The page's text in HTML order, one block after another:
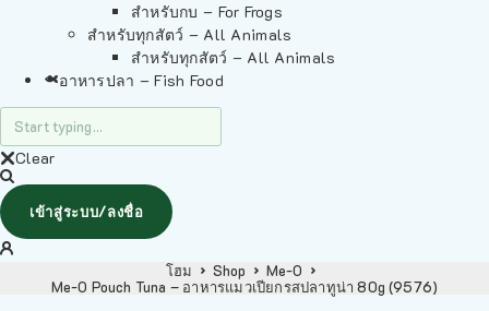
สำหรับกบ – For Frogs
สำหรับทุกสัตว์ – All Animals
สำหรับทุกสัตว์ – All Animals
อาหารปลา – Fish Food
Clear
เข้าสู่ระบบ/ลงชื่อ
โฮม Shop
Me-O
Me-O Pouch Tuna – อาหารแมวเปียกรสปลาทูน่า 80g (9576)